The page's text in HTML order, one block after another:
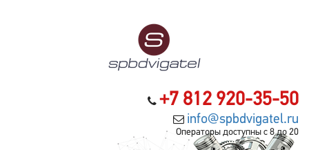
+7 812 920-35-50
info@spbdvigatel.ru
Операторы доступны с 8 до 20